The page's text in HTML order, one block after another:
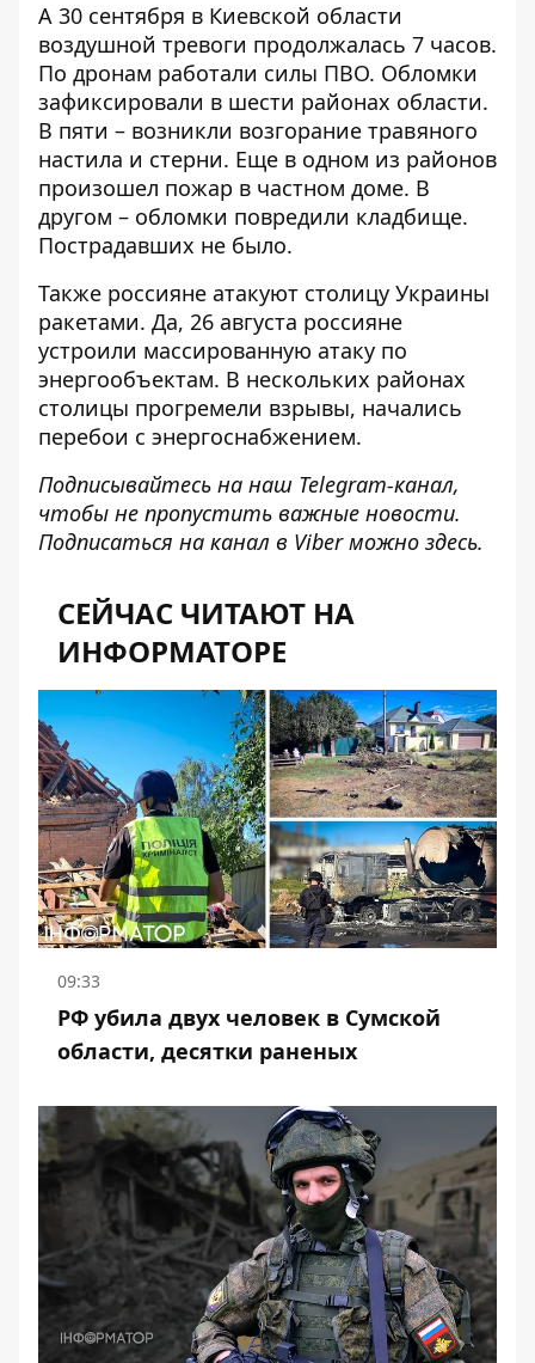
А 30 сентября в Киевской области
воздушной тревоги продолжалась 7 часов.
По дронам работали силы ПВО. Обломки
зафиксировали в шести районах области.
В пяти – возникли возгорание травяного
настила и стерни. Еще в одном из районов
произошел пожар в частном доме. В
другом – обломки повредили кладбище.
Пострадавших не было.
Также россияне атакуют столицу Украины
ракетами. Да, 26 августа россияне
устроили массированную атаку по
энергообъектам. В нескольких районах
столицы прогремели взрывы, начались
перебои с энергоснабжением.
Подписывайтесь на наш Telegram-канал,
чтобы не пропустить важные новости.
Подписаться на канал в Viber можно здесь.
СЕЙЧАС ЧИТАЮТ НА
ИНФОРМАТОРЕ
09:33
РФ убила двух человек в Сумской
области, десятки раненых